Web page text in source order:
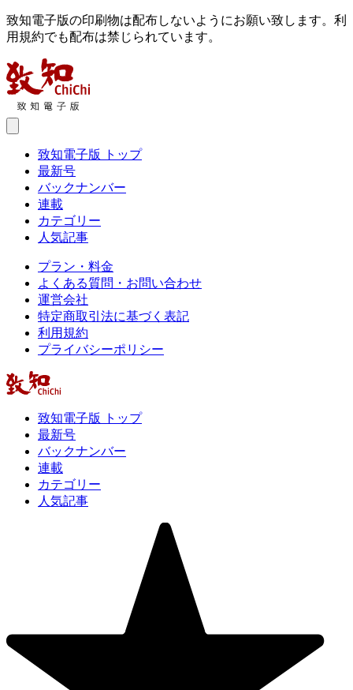
致知電子版の印刷物は配布しないようにお願い致します。利
用規約でも配布は禁じられています。
致知電子版 トップ
最新号
バックナンバー
連載
カテゴリー
人気記事
プラン・料金
よくある質問・お問い合わせ
運営会社
特定商取引法に基づく表記
利用規約
プライバシーポリシー
致知電子版 トップ
最新号
バックナンバー
連載
カテゴリー
人気記事